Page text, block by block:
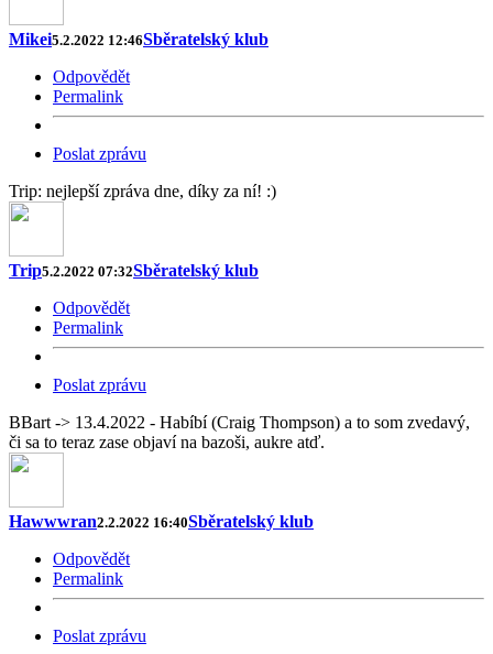
Mikei5.2.2022 12:46Sběratelský klub
Odpovědět
Permalink
Poslat zprávu
Trip: nejlepší zpráva dne, díky za ní! :)
Trip5.2.2022 07:32Sběratelský klub
Odpovědět
Permalink
Poslat zprávu
BBart -> 13.4.2022 - Habíbí (Craig Thompson) a to som zvedavý,
či sa to teraz zase objaví na bazoši, aukre atď.
Hawwwran2.2.2022 16:40Sběratelský klub
Odpovědět
Permalink
Poslat zprávu